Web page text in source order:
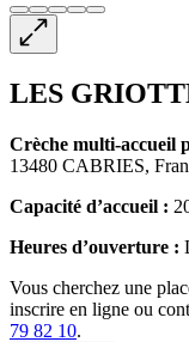
LES
Crèche multi-accueil
13480 CABRIES,
Capacité d’accueil :
Heures d’ouverture :
Vous cherchez une
inscrire en ligne ou
79 82 10.